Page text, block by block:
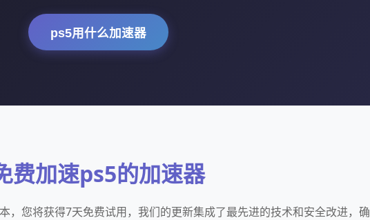
ps5用什么加速器
费加速ps5的加速器
，您将获得7天免费试用，我们的更新集成了最先进的技术和安全改进，确